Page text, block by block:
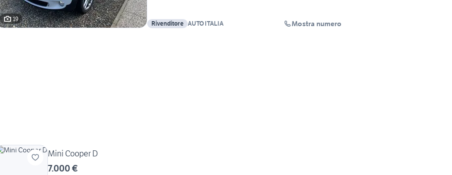
19
Rivenditore AUTO ITALIA Mostra numero
Mini Cooper D
7.000 €